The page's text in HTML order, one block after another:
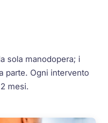
sola manodopera; i
parte. Ogni intervento
mesi.